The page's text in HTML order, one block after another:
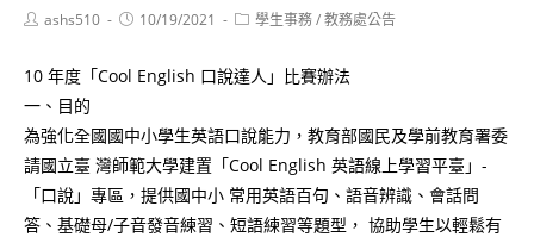
Postashs510
Post10/19/2021
Post學生事務/教務處公告
10 年度「Cool English 口說達人」比賽辦法
一、目的
為強化全國國中小學生英語口說能力，教育部國民及學前教育署委
請國立臺 灣師範大學建置「Cool English 英語線上學習平臺」-
「口說」專區，提供國中小 常用英語百句、語音辨識、會話問
答、基礎母/子音發音練習、短語練習等題型， 協助學生以輕鬆有